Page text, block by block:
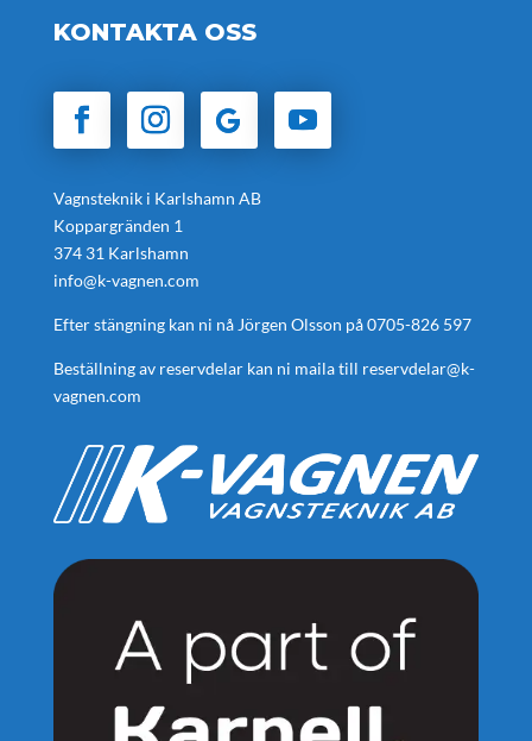
KONTAKTA OSS
Vagnsteknik i Karlshamn AB
Koppargränden 1
374 31 Karlshamn
info@k-vagnen.com
Efter stängning kan ni nå Jörgen Olsson på0705-826 597
Beställning av reservdelar kan ni maila till reservdelar@k-
vagnen.com